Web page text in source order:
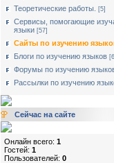
Теоретические работы. [5]
Сервисы, помогающие
языки [57]
Сайты по изучению
Блоги по изучению языков
Форумы по изучению
Рассылки по изучению
Сейчас на сайте
Онлайн всего: 1
Гостей: 1
Пользователей: 0